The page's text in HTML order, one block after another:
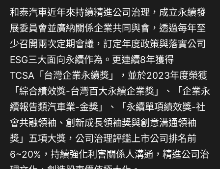
和泰汽車近年來持續精進公司治理，成立永續發
展委員會並廣納關係企業共同與會，透過每年至
少召開兩次定期會議，訂定年度政策與落實公司
ESG三大面向永續作為。更連續8年獲得
TCSA「台灣企業永續獎」，並於2023年度榮獲
「綜合績效獎-台灣百大永續企業獎」、「企業永
續報告類汽車業-金獎」、「永續單項績效獎-社
會共融領袖、創新成長領袖獎與創意溝通領袖
獎」五項大獎，公司治理評鑑上市公司排名前
6~20%，持續強化利害關係人溝通，精進公司治